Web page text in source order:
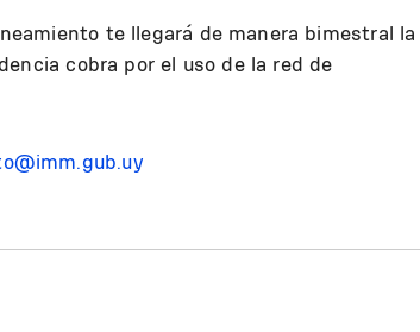
te llegará de manera bimestral la
cobra por el uso de la red de